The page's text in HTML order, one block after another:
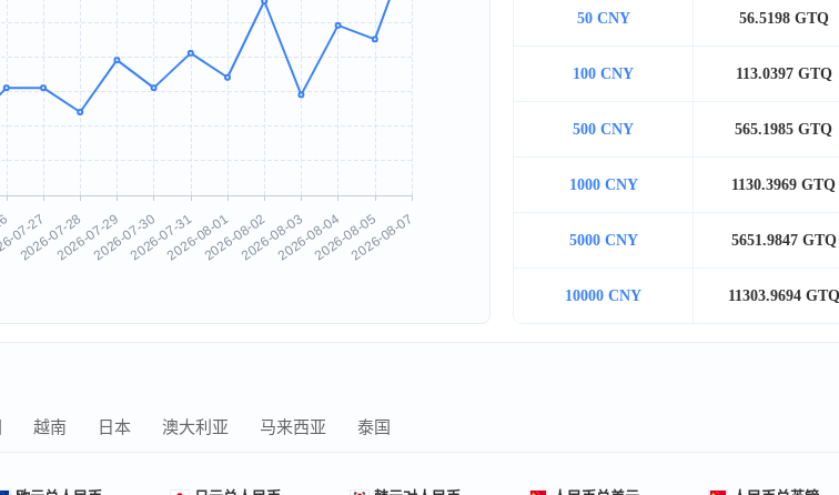
50 CNY 56.5198 GTQ
100 CNY 113.0397 GTQ
500 CNY 565.1985 GTQ
1000 CNY 1130.3969 GTQ
5000 CNY 5651.9847 GTQ
10000 CNY 11303.9694 GTQ
越南 日本 澳大利亚 马来西亚 泰国